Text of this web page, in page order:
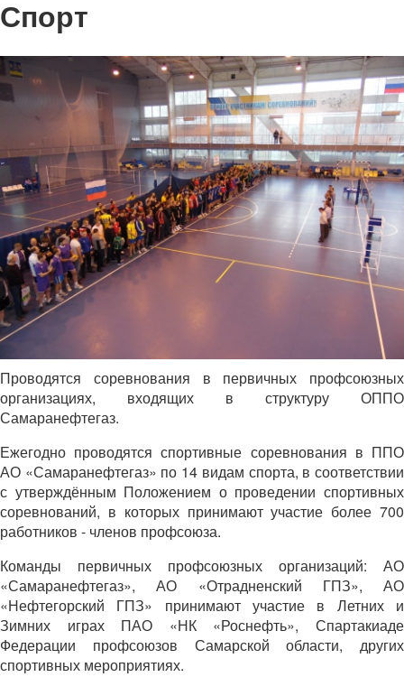
Спорт
Проводятся соревнования в первичных профсоюзных
организациях, входящих в структуру ОППО
Самаранефтегаз.
Ежегодно проводятся спортивные соревнования в ППО
АО «Самаранефтегаз» по 14 видам спорта, в соответствии
с утверждённым Положением о проведении спортивных
соревнований, в которых принимают участие более 700
работников - членов профсоюза.
Команды первичных профсоюзных организаций: АО
«Самаранефтегаз», АО «Отрадненский ГПЗ», АО
«Нефтегорский ГПЗ» принимают участие в Летних и
Зимних играх ПАО «НК «Роснефть», Спартакиаде
Федерации профсоюзов Самарской области, других
спортивных мероприятиях.